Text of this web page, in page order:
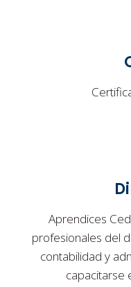
Aprendices
profesionales del
contabilidad y
capacitarse